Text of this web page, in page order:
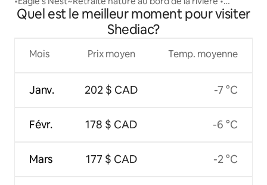
Jacuzzi•
Quel est le meilleur moment pour visiter
Shediac?
Mois
Janv.
Févr.
Mars
Prix moyen
202 $ CAD
178 $ CAD
177 $ CAD
Temp. moyenne
-7 °C
-6 °C
-2 °C